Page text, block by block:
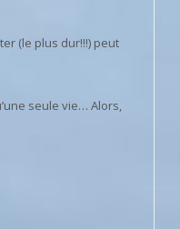
(le plus dur!!!) peut
seule vie… Alors,